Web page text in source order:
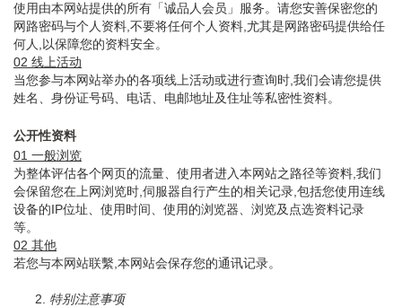
使用由本网站提供的所有「诚品人会员」服务。请您安善保密您的
网路密码与个人资料,不要将任何个人资料,尤其是网路密码提供给任
何人,以保障您的资料安全。
02 线上活动
当您参与本网站举办的各项线上活动或进行查询时,我们会请您提供
姓名、身份证号码、电话、电邮地址及住址等私密性资料。
公开性资料
01 一般浏览
为整体评估各个网页的流量、使用者进入本网站之路径等资料,我们
会保留您在上网浏览时,伺服器自行产生的相关记录,包括您使用连线
设备的IP位址、使用时间、使用的浏览器、浏览及点选资料记录
等。
02 其他
若您与本网站联繫,本网站会保存您的通讯记录。
2. 特别注意事项